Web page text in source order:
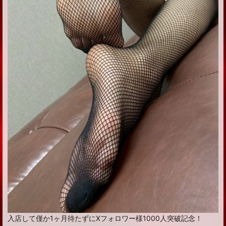
入店して僅か1ヶ月待たずにXフォロワー様1000人突破記念！